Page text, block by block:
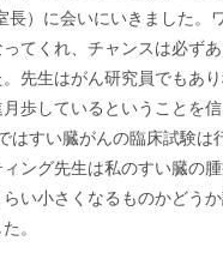
）に会いにいきました。
てくれ、チャンスは必ずあ
先生はがん研究員でもあ
歩しているということを
はすい臓がんの臨床試験は
ング先生は私のすい臓の
い小さくなるものかどう
。